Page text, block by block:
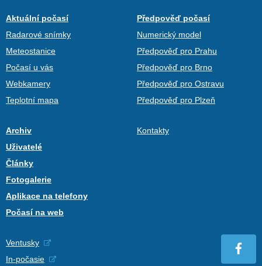
Aktuální počasí
Radarové snímky
Meteostanice
Počasí u vás
Webkamery
Teplotní mapa
Předpověď počasí
Numerický model
Předpověď pro Prahu
Předpověď pro Brno
Předpověď pro Ostravu
Předpověď pro Plzeň
Archiv
Uživatelé
Články
Fotogalerie
Aplikace na telefony
Počasí na web
Kontakty
Ventusky
In-počasie